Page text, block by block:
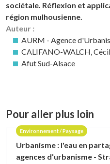
sociétale. Réflexion et
région mulhousienne.
Auteur :
AURM - Agence
CALIFANO-WALCH,
Afut Sud-Alsace
Pour aller plus loin
Environnement / Paysage
Urbanisme : l'eau en
agences d'urbanisme -